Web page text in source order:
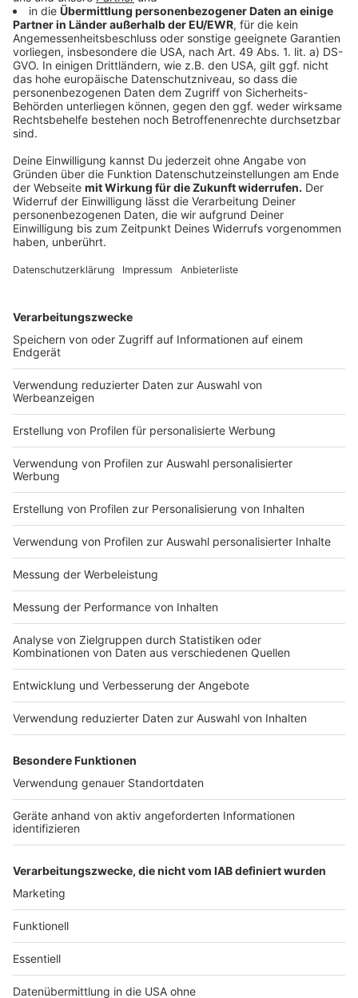
die gewünschte Unterstützung anbieten. Ich
danke auch den anderen Kommunen, die ihre
Solidarität signalisiert haben sowie allen
Beteiligten für ihr großes Engagement."
Anzeige
Das Feuer in Erkrath war auch in großen
Teilen Düsseldorfs deutlich sichtbar
Anzeige
Anzeige
Weitere Infos und Links zum Thema:
Anzeige
So haben wir am Dienstag aktuell über den Brand
Großbrand in Erkrath: Schulgebäude nicht zu retten
Unsere Meldung vom Mittwoch: Düsseldorf will
Erkrath nach Brand unterstützen
Anzeige